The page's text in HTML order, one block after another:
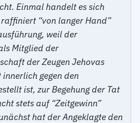
Einmal handelt es sich
“von langer Hand”
weil der
Mitglied der
der Zeugen Jehovas
gegen den
ist, zur Begehung der Tat
stets auf “Zeitgewinn”
hat der Angeklagte den